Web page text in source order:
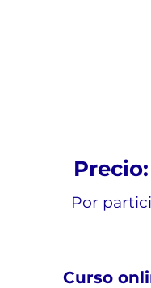
Por
Curso